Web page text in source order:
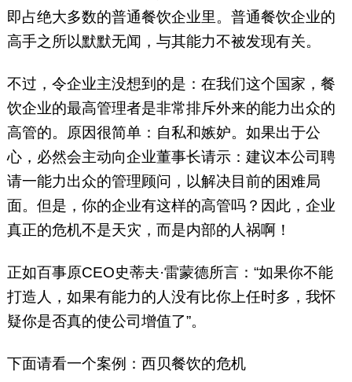
即占绝大多数的普通餐饮企业里。普通餐饮企业的
高手之所以默默无闻，与其能力不被发现有关。
不过，令企业主没想到的是：在我们这个国家，餐
饮企业的最高管理者是非常排斥外来的能力出众的
高管的。原因很简单：自私和嫉妒。如果出于公
心，必然会主动向企业董事长请示：建议本公司聘
请一能力出众的管理顾问，以解决目前的困难局
面。但是，你的企业有这样的高管吗？因此，企业
真正的危机不是天灾，而是内部的人祸啊！
正如百事原CEO史蒂夫·雷蒙德所言：“如果你不能
打造人，如果有能力的人没有比你上任时多，我怀
疑你是否真的使公司增值了”。
下面请看一个案例：西贝餐饮的危机